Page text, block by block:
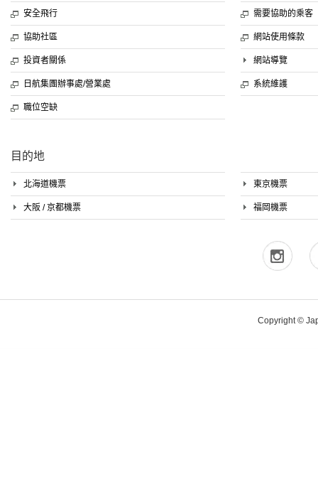
安全飛行
協助社區
投資者關係
日航集團辦事處/營業處
職位空缺
需要協助的乘客
網站使用條款
網站導覽
系統維護
目的地
北海道機票
大阪 / 京都機票
東京機票
福岡機票
Copyright ©